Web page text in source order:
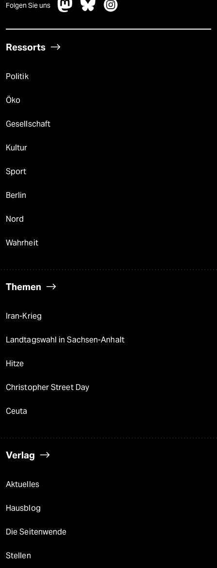
Folgen Sie uns
Ressorts
Politik
Öko
Gesellschaft
Kultur
Sport
Berlin
Nord
Wahrheit
Themen
Iran-Krieg
Landtagswahl in Sachsen-Anhalt
Hitze
Christopher Street Day
Ceuta
Verlag
Aktuelles
Hausblog
Die Seitenwende
Stellen